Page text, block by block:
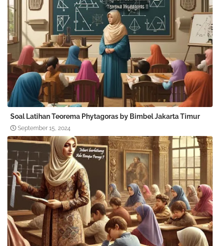
Soal Latihan Teorema Phytagoras by Bimbel Jakarta Timur
September 15, 2024